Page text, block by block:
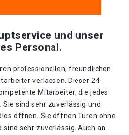
und unser
Personal.
professionellen, freundlichen
verlassen. Dieser 24-
Mitarbeiter, die jedes
sind sehr zuverlässig und
öffnen. Sie öffnen Türen ohne
sind sehr zuverlässig. Auch an